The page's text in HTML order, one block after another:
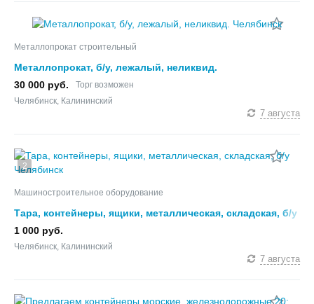
Металлопрокат строительный
Металлопрокат, б/у, лежалый, неликвид.
30 000 руб.
Торг возможен
Челябинск, Калининский
7 августа
2
Машиностроительное оборудование
Тара, контейнеры, ящики, металлическая, складская, б/у
1 000 руб.
Челябинск, Калининский
7 августа